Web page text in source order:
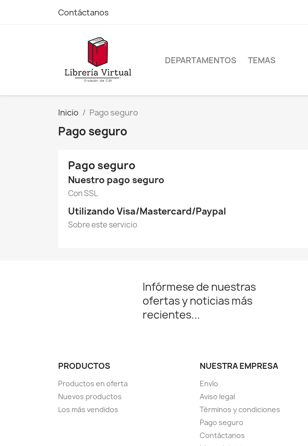
Contáctanos
DEPARTAMENTOS TEMAS
Inicio Pago seguro
Pago seguro
Pago seguro
Nuestro pago seguro
Con SSL
Utilizando Visa/Mastercard/Paypal
Sobre este servicio
Infórmese de nuestras
ofertas y noticias más
recientes...
PRODUCTOS
Productos en oferta
Nuevos productos
Los más vendidos
NUESTRA EMPRESA
Envío
Aviso legal
Términos y condiciones
Pago seguro
Contáctanos